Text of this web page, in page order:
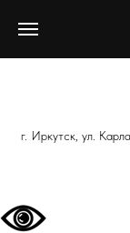
г. Иркутск, ул.